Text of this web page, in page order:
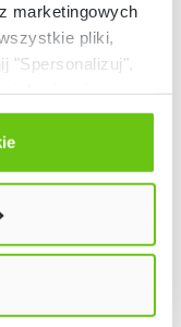
marketingowych
pliki,
"Spersonalizuj",
Wtedy
naszej strony.
przycisku w